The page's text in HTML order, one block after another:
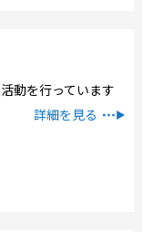
動を行っています
詳細を見る